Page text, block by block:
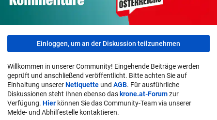
Einloggen, um an der Diskussion teilzunehmen
Willkommen in unserer Community! Eingehende Beiträge werden
geprüft und anschließend veröffentlicht. Bitte achten Sie auf
Einhaltung unsererNetiquette und AGB. Für ausführliche
Diskussionen steht Ihnen ebenso das krone.at-Forumzur
Verfügung. Hier können Sie das Community-Team via unserer
Melde- und Abhilfestelle kontaktieren.